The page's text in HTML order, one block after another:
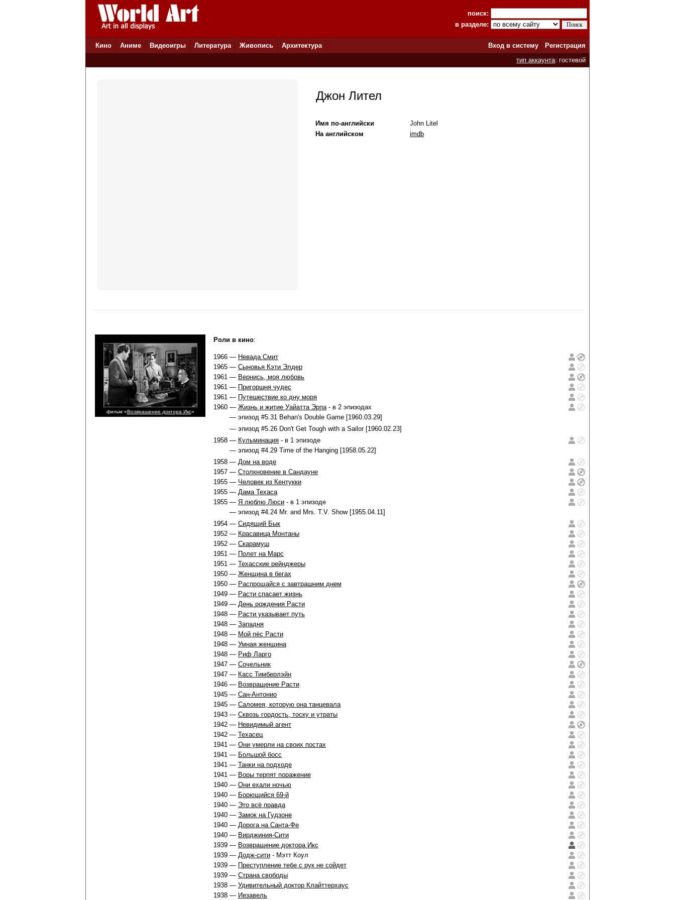
поиск:
в разделе:
Кино Аниме Видеоигры Литература Живопись Архитектура Вход в систему
Регистрация
тип аккаунта: гостевой
Джон Лител
Имя по-английски
John Litel
На английском
imdb
фильм «Возвращение доктора Икс»
Роли в кино:
1966 — Невада Смит
1965 — Сыновья Кэти Элдер
1961 — Вернись, моя любовь
1961 — Пригоршня чудес
1961 — Путешествие ко дну моря
1960 — Жизнь и житие Уайатта Эрпа- в 2 эпизодах
— эпизод #5.31 Behan's Double Game [1960.03.29]
— эпизод #5.26 Don't Get Tough with a Sailor [1960.02.23]
1958 — Кульминация - в 1 эпизоде
— эпизод #4.29 Time of the Hanging [1958.05.22]
1958 — Дом на воде
1957 — Столкновение в Сандауне
1955 — Человек из Кентукки
1955 — Дама Техаса
1955 — Я люблю Люси - в 1 эпизоде
— эпизод #4.24 Mr. and Mrs. T.V. Show [1955.04.11]
1954 — Сидящий Бык
1952 — Красавица Монтаны
1952 — Скарамуш
1951 — Полет на Марс
1951 — Техасские рейнджеры
1950 — Женщина в бегах
1950 — Распрощайся с завтрашним днем
1949 — Расти спасает жизнь
1949 — День рождения Расти
1948 — Расти указывает путь
1948 — Западня
1948 — Мой пёс Расти
1948 — Умная женщина
1948 — Риф Ларго
1947 — Сочельник
1947 — Касс Тимберлэйн
1946 — Возвращение Расти
1945 — Сан-Антонио
1945 — Саломея, которую она танцевала
1943 — Сквозь гордость, тоску и утраты
1942 — Невидимый агент
1942 — Техасец
1941 — Они умерли на своих постах
1941 — Большой босс
1941 — Танки на подходе
1941 — Воры терпят поражение
1940 — Они ехали ночью
1940 — Борющийся 69-й
1940 — Это всё правда
1940 — Замок на Гудзоне
1940 — Дорога на Санта-Фе
1940 — Вирджиния-Сити
1939 — Возвращение доктора Икс
1939 — Додж-сити - Мэтт Коул
1939 — Преступление тебе с рук не сойдет
1939 — Страна свободы
1938 — Удивительный доктор Клайттерхаус
1938 — Иезавель